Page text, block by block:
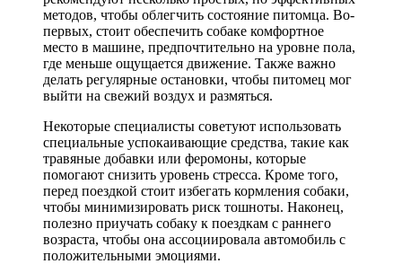
методов, чтобы облегчить состояние питомца. Во-
первых, стоит обеспечить собаке комфортное
место в машине, предпочтительно на уровне пола,
где меньше ощущается движение. Также важно
делать регулярные остановки, чтобы питомец мог
выйти на свежий воздух и размяться.
Некоторые специалисты советуют использовать
специальные успокаивающие средства, такие как
травяные добавки или феромоны, которые
помогают снизить уровень стресса. Кроме того,
перед поездкой стоит избегать кормления собаки,
чтобы минимизировать риск тошноты. Наконец,
полезно приучать собаку к поездкам с раннего
возраста, чтобы она ассоциировала автомобиль с
положительными эмоциями.